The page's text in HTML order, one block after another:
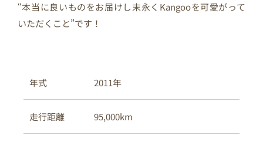
“本当に良いものをお届けし末永くKangooを可愛がって
いただくこと”です！
年式 2011年
走行距離 95,000km